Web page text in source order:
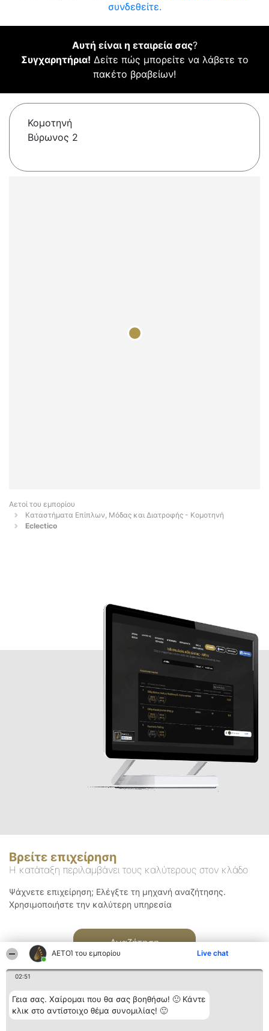
ΑΕΤΟΊ του εμπορίου Live chat
02:51
Γεια σας. Χαίρομαι που θα σας βοηθήσω! 🙂 Κάντε
κλικ στο αντίστοιχο θέμα συνομιλίας! 🙂
συνδεθείτε.
Αυτή είναι η εταιρεία σας?
Συγχαρητήρια! Δείτε πώς μπορείτε να λάβετε το
πακέτο βραβείων!
Κομοτηνή
Βύρωνος 2
Αετοί του εμπορίου
Καταστήματα Επίπλων, Μόδας και Διατροφής - Κομοτηνή
Eclectico
Βρείτε επιχείρηση
Η κατάταξη περιλαμβάνει τους καλύτερους στον κλάδο
Ψάχνετε επιχείρηση; Ελέγξτε τη μηχανή αναζήτησης.
Χρησιμοποιήστε την καλύτερη υπηρεσία
Αναζήτηση